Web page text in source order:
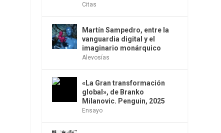
Citas
Martín Sampedro, entre la
vanguardia digital y el
imaginario monárquico
Alevosías
«La Gran transformación
global», de Branko
Milanovic. Penguin, 2025
Ensayo